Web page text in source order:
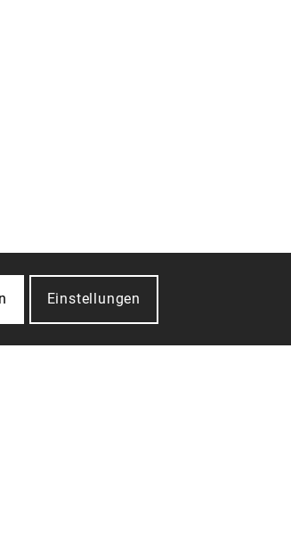
Einstellungen